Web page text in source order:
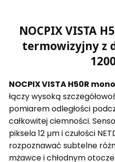
NOCPIX VISTA
termowizyjny z
NOCPIX VISTA H50R
łączy wysoką
pomiarem odległości
całkowitej ciemności.
piksela 12 µm i czułości
rozpoznawać subtelne
mżawce i chłodnym